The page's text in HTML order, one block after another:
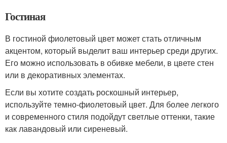
Гостиная
В гостиной фиолетовый цвет может стать отличным
акцентом, который выделит ваш интерьер среди других.
Его можно использовать в обивке мебели, в цвете стен
или в декоративных элементах.
Если вы хотите создать роскошный интерьер,
используйте темно-фиолетовый цвет. Для более легкого
и современного стиля подойдут светлые оттенки, такие
как лавандовый или сиреневый.